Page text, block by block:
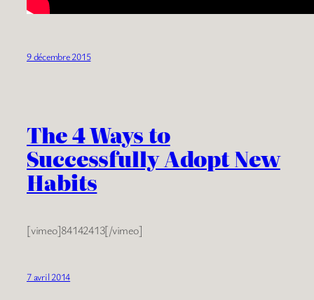
9 décembre 2015
The 4 Ways to
Successfully Adopt New
Habits
[vimeo]84142413[/vimeo]
7 avril 2014